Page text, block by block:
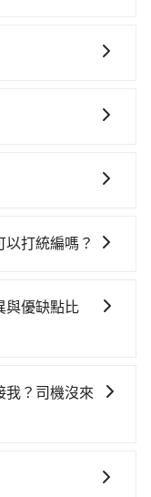
到22:50，南港-新
步行進站、現場購
距離的遠近或者
元。不過花蓮縣
了，花蓮縣少部分
便漫天喊價或恣
擔760元車資，而
現在還不馬上來
前往鄰近市區租
為6,120~9,200元
，也就是說要
花蓮縣有些計程
議價，建議最好
的九人座廂
宜不少，是不是
求5年內新車，司
期間也絕對全程
例。這不僅體現
、端午、中秋、
佳。但tripool網
打統編嗎？
要報公帳，在預
可向國稅局報
與優缺點比
需求安排時間和
供各種旅遊建議
程接駁為主。 -
我？司機沒來
過電子郵件與簡